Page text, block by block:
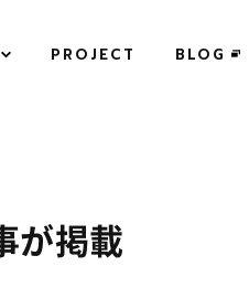
PROJECT BLOG
が掲載